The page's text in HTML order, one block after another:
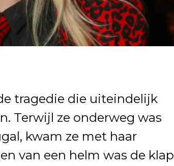
tragedie die uiteindelijk
Terwijl ze onderweg was
kwam ze met haar
van een helm was de klap